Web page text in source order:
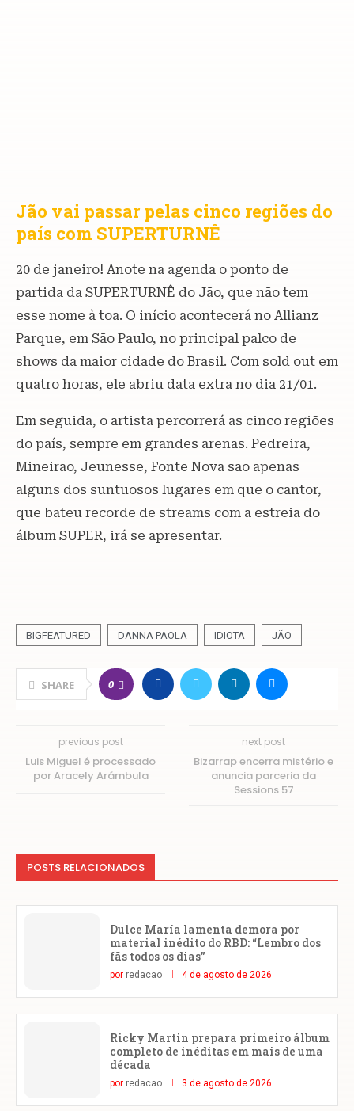
Jão vai passar pelas cinco regiões do
país com SUPERTURNÊ
20 de janeiro! Anote na agenda o ponto de
partida da SUPERTURNÊ do Jão, que não tem
esse nome à toa. O início acontecerá no Allianz
Parque, em São Paulo, no principal palco de
shows da maior cidade do Brasil. Com sold out em
quatro horas, ele abriu data extra no dia 21/01.
Em seguida, o artista percorrerá as cinco regiões
do país, sempre em grandes arenas. Pedreira,
Mineirão, Jeunesse, Fonte Nova são apenas
alguns dos suntuosos lugares em que o cantor,
que bateu recorde de streams com a estreia do
álbum SUPER, irá se apresentar.
BIGFEATURED DANNA PAOLA IDIOTA JÃO
SHARE 0
previous post
Luis Miguel é processado
por Aracely Arámbula
next post
Bizarrap encerra mistério e
anuncia parceria da
Sessions 57
POSTS RELACIONADOS
Dulce María lamenta demora por
material inédito do RBD: “Lembro dos
fãs todos os dias”
por redacao 4 de agosto de 2026
Ricky Martin prepara primeiro álbum
completo de inéditas em mais de uma
década
por redacao 3 de agosto de 2026